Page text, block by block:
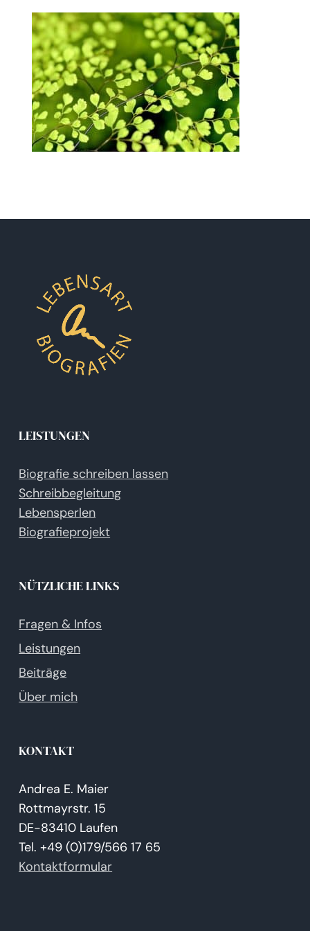
LEISTUNGEN
Biografie schreiben lassen
Schreibbegleitung
Lebensperlen
Biografieprojekt
NÜTZLICHE LINKS
Fragen & Infos
Leistungen
Beiträge
Über mich
KONTAKT
Andrea E. Maier
Rottmayrstr. 15
DE-83410 Laufen
Tel. +49 (0)179/566 17 65
Kontaktformular